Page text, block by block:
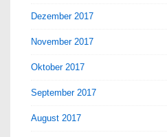
Dezember 2017
November 2017
Oktober 2017
September 2017
August 2017